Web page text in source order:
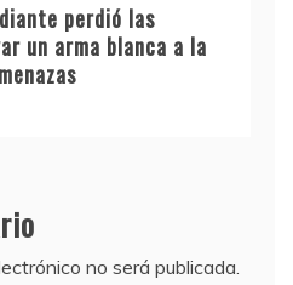
perdió las
un arma blanca a la
no será publicada.